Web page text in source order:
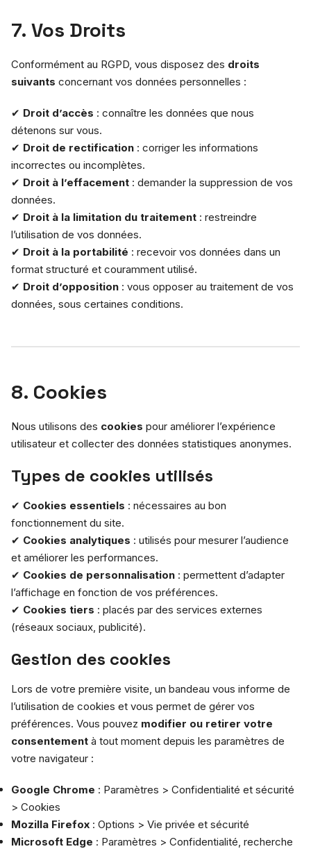
7. Vos Droits
Conformément au RGPD, vous disposez des droits
suivants concernant vos données personnelles :
✔ Droit d’accès : connaître les données que nous
détenons sur vous.
✔ Droit de rectification : corriger les informations
incorrectes ou incomplètes.
✔ Droit à l’effacement : demander la suppression de vos
données.
✔ Droit à la limitation du traitement : restreindre
l’utilisation de vos données.
✔ Droit à la portabilité : recevoir vos données dans un
format structuré et couramment utilisé.
✔ Droit d’opposition : vous opposer au traitement de vos
données, sous certaines conditions.
8. Cookies
Nous utilisons des cookies pour améliorer l’expérience
utilisateur et collecter des données statistiques anonymes.
Types de cookies utilisés
✔ Cookies essentiels : nécessaires au bon
fonctionnement du site.
✔ Cookies analytiques : utilisés pour mesurer l’audience
et améliorer les performances.
✔ Cookies de personnalisation : permettent d’adapter
l’affichage en fonction de vos préférences.
✔ Cookies tiers : placés par des services externes
(réseaux sociaux, publicité).
Gestion des cookies
Lors de votre première visite, un bandeau vous informe de
l’utilisation de cookies et vous permet de gérer vos
préférences. Vous pouvez modifier ou retirer votre
consentement à tout moment depuis les paramètres de
votre navigateur :
Google Chrome : Paramètres > Confidentialité et sécurité
> Cookies
Mozilla Firefox : Options > Vie privée et sécurité
Microsoft Edge : Paramètres > Confidentialité, recherche